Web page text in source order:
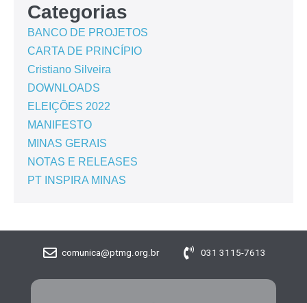
Categorias
BANCO DE PROJETOS
CARTA DE PRINCÍPIO
Cristiano Silveira
DOWNLOADS
ELEIÇÕES 2022
MANIFESTO
MINAS GERAIS
NOTAS E RELEASES
PT INSPIRA MINAS
comunica@ptmg.org.br 031 3115-7613